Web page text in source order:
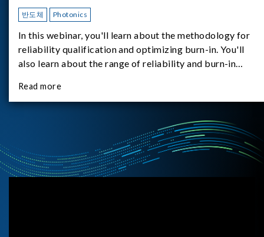
반도체 Photonics
In this webinar, you'll learn about the methodology for
reliability qualification and optimizing burn-in. You'll
also learn about the range of reliability and burn-in
test-as-a-service options.
Read more